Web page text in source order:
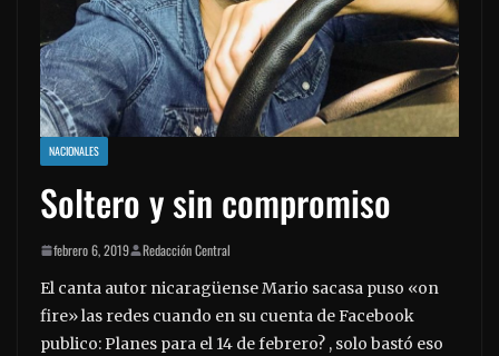
NACIONALES
Soltero y sin compromiso
febrero 6, 2019 Redacción Central
El canta autor nicaragüense Mario sacasa puso «on
fire» las redes cuando en su cuenta de Facebook
publico: Planes para el 14 de febrero? , solo bastó eso